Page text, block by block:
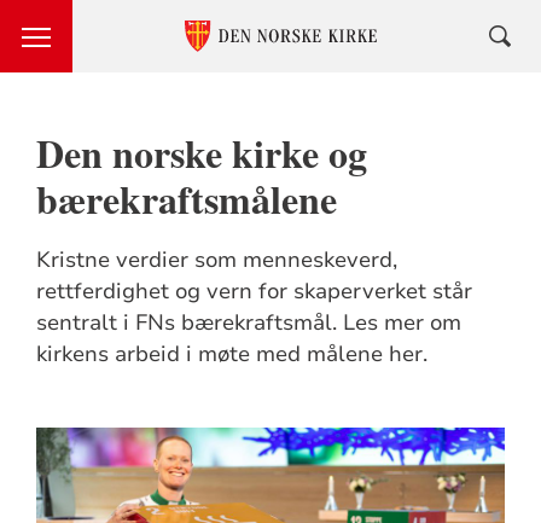
Den norske kirke og
bærekraftsmålene
Kristne verdier som menneskeverd,
rettferdighet og vern for skaperverket står
sentralt i FNs bærekraftsmål. Les mer om
kirkens arbeid i møte med målene her.